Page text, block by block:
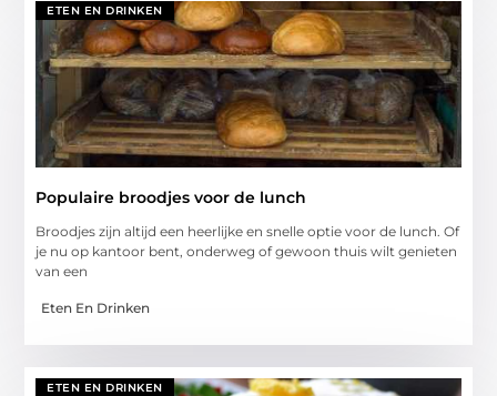
ETEN EN DRINKEN
Populaire broodjes voor de lunch
Broodjes zijn altijd een heerlijke en snelle optie voor de lunch. Of
je nu op kantoor bent, onderweg of gewoon thuis wilt genieten
van een
Eten En Drinken
ETEN EN DRINKEN